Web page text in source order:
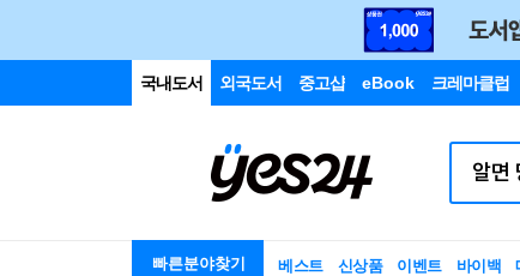
국내도서 외국도서 중고샵 eBook 크레마클럽
빠른분야찾기 베스트 신상품 이벤트 바이백